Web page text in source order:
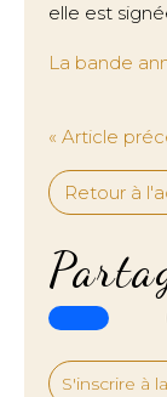
elle est
La bande
« Article
Retour à
S'inscrire à